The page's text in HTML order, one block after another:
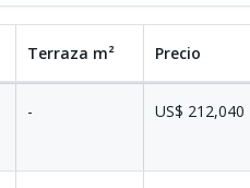
Terraza m² Precio
- US$ 212,040